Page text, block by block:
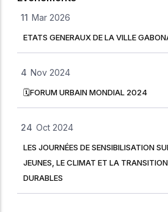
11 Mar 2026
ETATS GENERAUX DE LA VILLE
4 Nov 2024
🗓FORUM URBAIN MONDIAL 2024
24 Oct 2024
LES JOURNÉES DE SENSIBILISATION
JEUNES, LE CLIMAT ET LA
DURABLES